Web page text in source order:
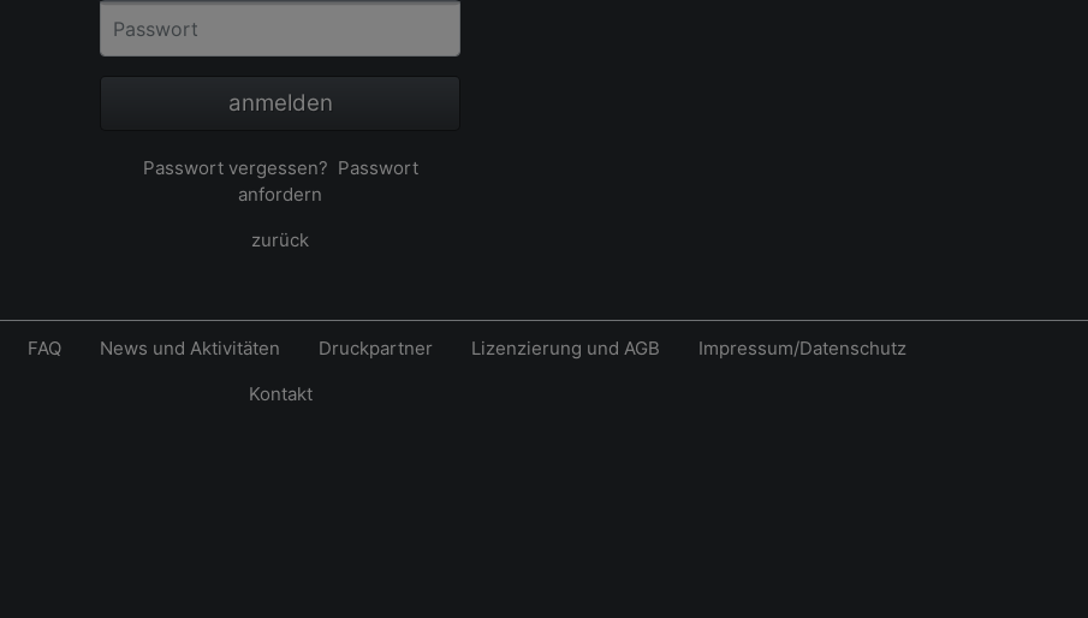
Passwort
anmelden
Passwort vergessen? Passwort
anfordern
zurück
FAQ News und Aktivitäten Druckpartner Lizenzierung und AGB
Impressum/Datenschutz
Kontakt